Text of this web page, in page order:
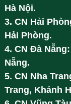
Hà Nội.
3. CN Hải
Hải Phòng.
4. CN Đà
Nẵng.
5. CN Nha
Trang, Khánh